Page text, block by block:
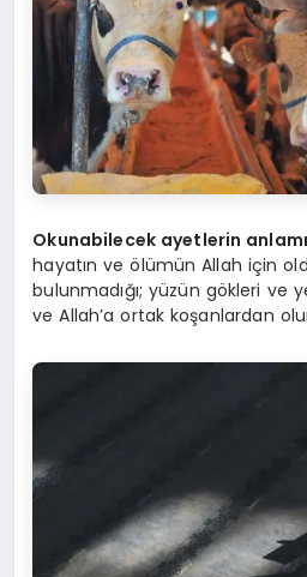
Okunabilecek ayetlerin
hayatın ve ölümün Allah için
bulunmadığı; yüzün gökleri ve
ve Allah’a ortak koşanlardan